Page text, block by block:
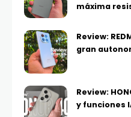
máxima
Review:
gran
Review:
y funciones